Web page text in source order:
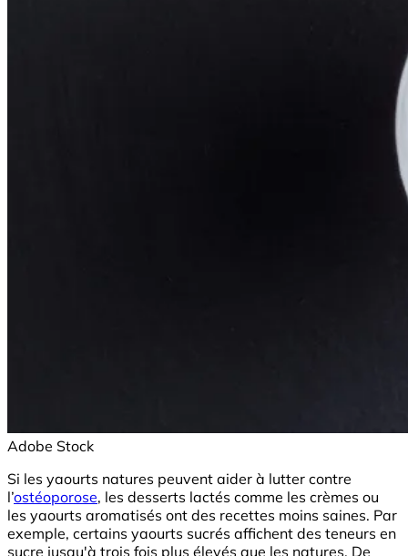
Adobe Stock
Si les yaourts natures peuvent aider à lutter contre
l’ostéoporose, les desserts lactés comme les crèmes ou
les yaourts aromatisés ont des recettes moins saines. Par
exemple, certains yaourts sucrés affichent des teneurs en
sucre jusqu'à trois fois plus élevés que les natures. De